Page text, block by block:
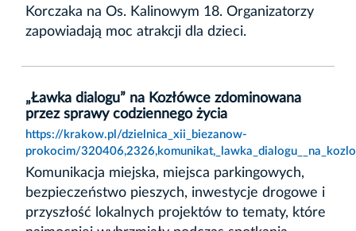
Korczaka na Os. Kalinowym 18. Organizatorzy
zapowiadają moc atrakcji dla dzieci.
„Ławka dialogu” na Kozłówce zdominowana
przez sprawy codziennego życia
https://krakow.pl/dzielnica_xii_biezanow-
prokocim/
Komunikacja miejska, miejsca parkingowych,
bezpieczeństwo pieszych, inwestycje drogowe i
przyszłość lokalnych projektów to tematy, które